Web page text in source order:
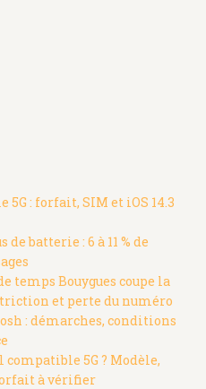
5G : forfait, SIM et iOS 14.3
batterie : 6 à 11 % de
temps Bouygues coupe la
et perte du numéro
: démarches, conditions
5G ? Modèle,
à vérifier